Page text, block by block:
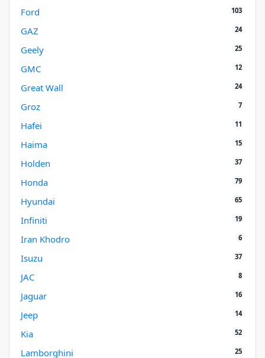
Ford 103
GAZ 24
Geely 25
GMC 12
Great Wall 24
Groz 7
Hafei 11
Haima 15
Holden 37
Honda 79
Hyundai 65
Infiniti 19
Iran Khodro 6
Isuzu 37
JAC 8
Jaguar 16
Jeep 14
Kia 52
Lamborghini 25